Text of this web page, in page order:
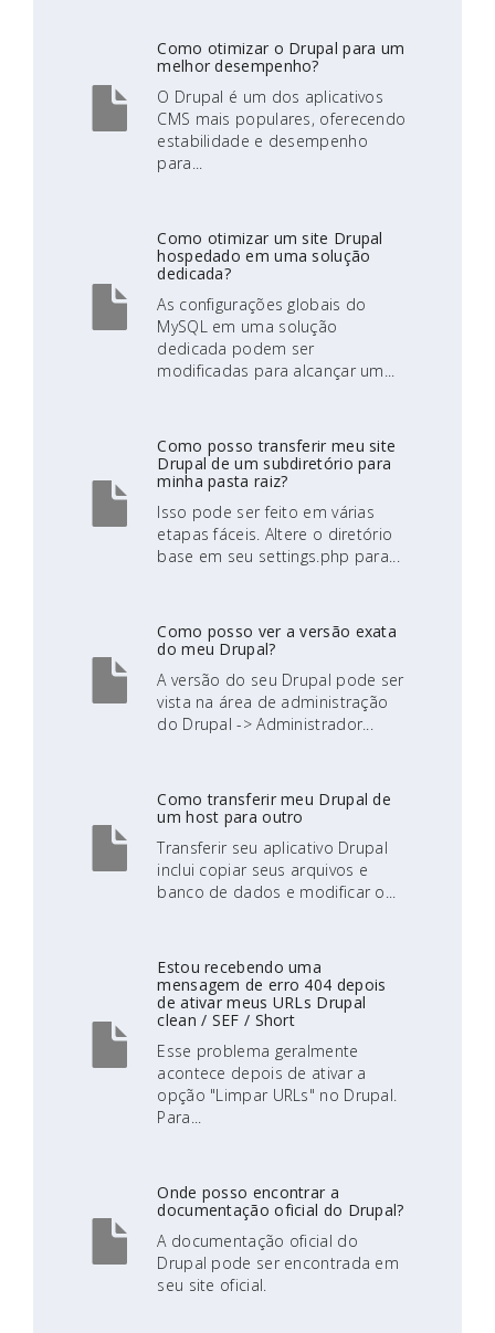
Como otimizar o Drupal para um
melhor desempenho?
O Drupal é um dos aplicativos
CMS mais populares, oferecendo
estabilidade e desempenho
para...
Como otimizar um site Drupal
hospedado em uma solução
dedicada?
As configurações globais do
MySQL em uma solução
dedicada podem ser
modificadas para alcançar um...
Como posso transferir meu site
Drupal de um subdiretório para
minha pasta raiz?
Isso pode ser feito em várias
etapas fáceis. Altere o diretório
base em seu settings.php para...
Como posso ver a versão exata
do meu Drupal?
A versão do seu Drupal pode ser
vista na área de administração
do Drupal -> Administrador...
Como transferir meu Drupal de
um host para outro
Transferir seu aplicativo Drupal
inclui copiar seus arquivos e
banco de dados e modificar o...
Estou recebendo uma
mensagem de erro 404 depois
de ativar meus URLs Drupal
clean / SEF / Short
Esse problema geralmente
acontece depois de ativar a
opção "Limpar URLs" no Drupal.
Para...
Onde posso encontrar a
documentação oficial do Drupal?
A documentação oficial do
Drupal pode ser encontrada em
seu site oficial.